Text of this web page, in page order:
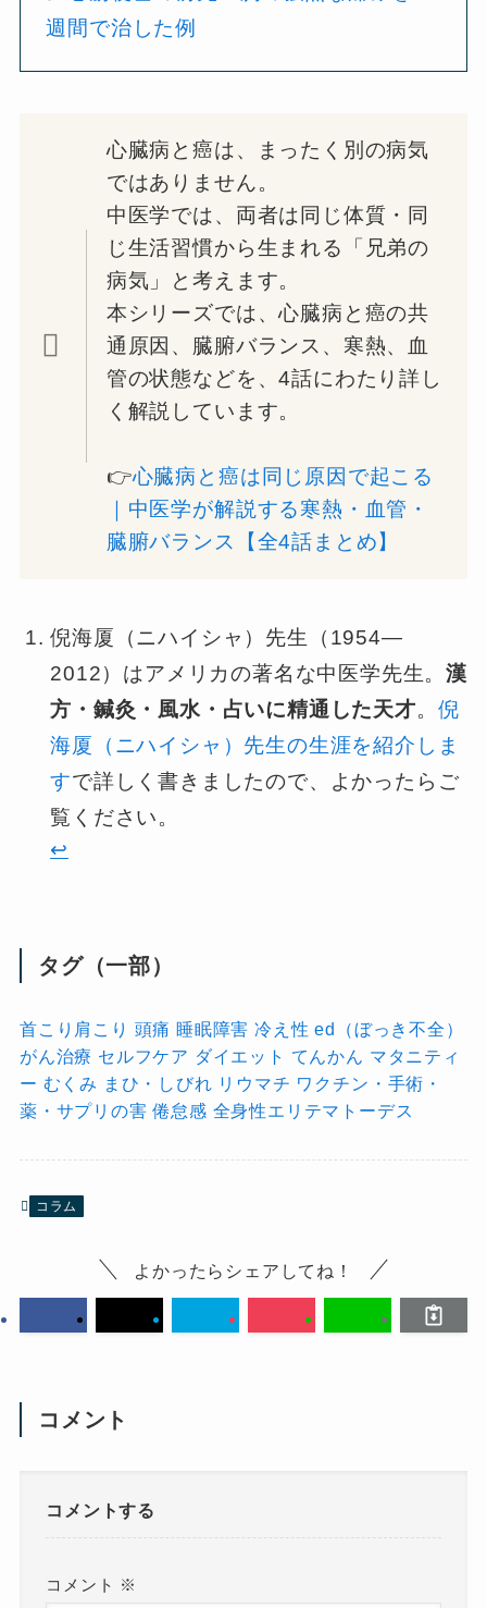
週間で治した例
心臓病と癌は、まったく別の病気
ではありません。
中医学では、両者は同じ体質・同
じ生活習慣から生まれる「兄弟の
病気」と考えます。
本シリーズでは、心臓病と癌の共
通原因、臓腑バランス、寒熱、血
管の状態などを、4話にわたり詳し
く解説しています。
👉️心臓病と癌は同じ原因で起こる
｜中医学が解説する寒熱・血管・
臓腑バランス【全4話まとめ】
倪海厦（ニハイシャ）先生（1954—
2012）はアメリカの著名な中医学先生。漢
方・鍼灸・風水・占いに精通した天才。 倪
海厦（ニハイシャ）先生の生涯を紹介しま
すで詳しく書きましたので、よかったらご
覧ください。
↩︎
タグ（一部）
首こり肩こり 頭痛 睡眠障害 冷え性 ed（ぼっき不全）
がん治療 セルフケア ダイエット てんかん マタニティ
ー むくみ まひ・しびれ リウマチ ワクチン・手術・
薬・サプリの害 倦怠感 全身性エリテマトーデス
コラム
よかったらシェアしてね！
コメント
コメントする
コメント ※